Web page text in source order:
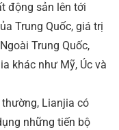
động sản lên tới
Trung Quốc, giá trị
Trung Quốc,
khác như Mỹ, Úc và
Lianjia có
những tiến bộ